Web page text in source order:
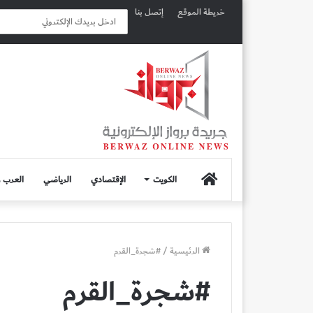
خريطة الموقع إتصل بنا
الصفحة
الرئيسية
الكويت الإقتصادي الرياضي العرب
الرئيسية/#شجرة_القرم
#شجرة_القرم